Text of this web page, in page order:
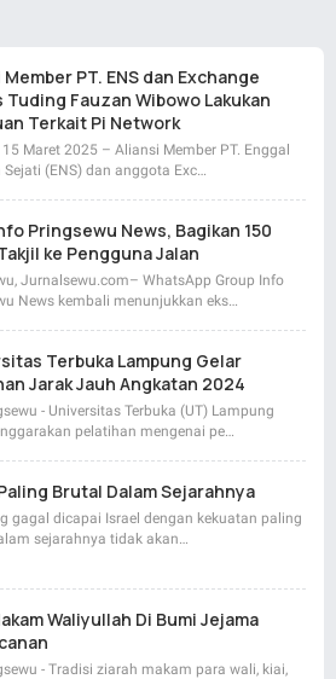
PT. ENS dan Exchange
Tuding Fauzan Wibowo Lakukan
Terkait Pi Network
Maret 2025 – Aliansi Member PT. Enggal
(ENS) dan anggota Exc…
Pringsewu News, Bagikan 150
ke Pengguna Jalan
Jurnalsewu.com– WhatsApp Group Info
News kembali menunjukkan eks…
Terbuka Lampung Gelar
Jarak Jauh Angkatan 2024
- Universitas Terbuka (UT) Lampung
pelatihan mengenai pe…
Brutal Dalam Sejarahnya
gagal dicapai Israel dengan kekuatan paling
sejarahnya tidak akan…
Waliyullah Di Bumi Jejama
- Tradisi ziarah makam para wali, kiai,